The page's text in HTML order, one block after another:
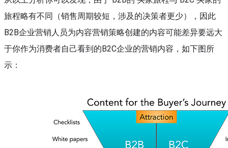
旅程略有不同（销售周期较短，涉及的决策者更少），因此
B2B企业营销人员为内容营销策略创建的内容可能差异要远大
于你作为消费者自己看到的B2C企业的营销内容，如下图所
示：